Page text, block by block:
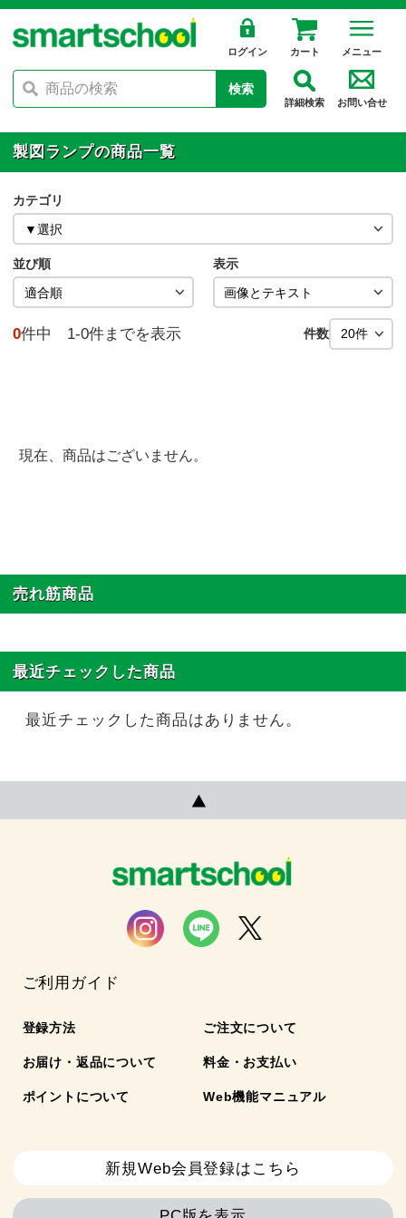
ログイン カート メニュー
検索
詳細検索 お問い合せ
製図ランプの商品一覧
カテゴリ
並び順 表示
0件中 1-0件までを表示 件数
現在、商品はございません。
売れ筋商品
最近チェックした商品
最近チェックした商品はありません。
ご利用ガイド
登録方法 ご注文について
お届け・返品について 料金・お支払い
ポイントについて Web機能マニュアル
新規Web会員登録はこちら